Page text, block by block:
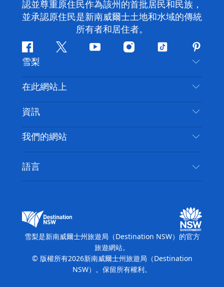
認並尊重原住民作為該州的首批居民和民族，
並承認原住民是新南威爾士土地和水域的傳統
所有者和居住者。
Facebook嘰
喳
喳
Youtube Instagram
抖
雪梨
聯絡我們
免責聲明
隱私
Cookie 通知
在此網站上
目的地
要做的事情
新南威爾士州公路旅行
活動
住宿
資訊
旅行資訊
無障礙雪梨
列出您的業務
我們的網站
新南威爾士州旅遊局（Destination NSW）媒體中
心
繽紛雪梨燈光音樂節
語言
雪梨是新南威爾士州旅遊局（Destination NSW）的官方
旅遊網站。
© 版權所有2026新南威爾士州旅遊局（Destination
NSW）。保留所有權利。